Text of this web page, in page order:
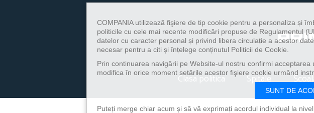
Clasa politica Spitale
COMPANIA utilizează fişiere de tip cookie pentru a personaliza și
politicile cu cele mai recente modificări propuse de Regulamentul
datelor cu caracter personal și privind libera circulație a acestor
necesar pentru a citi și înțelege conținutul Politicii de Cookie.
Prin continuarea navigării pe Website-ul nostru confirmi
modifica în orice moment setările acestor fişiere cookie urmând
SUNT DE
Puteți merge chiar acum și să vă exprimați acordul individual la